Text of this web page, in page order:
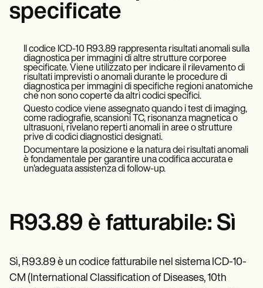
Help Center
Demos
Webinars
Switch to Carepatron
Become a Partner
Pricing
Why Carepatron?
Get started
specificate
Il codice ICD-10 R93.89 rappresenta risultati anomali sulla
diagnostica per immagini di altre strutture corporee
specificate. Viene utilizzato per indicare il rilevamento di
risultati imprevisti o anomali durante le procedure di
diagnostica per immagini di specifiche regioni anatomiche
che non sono coperte da altri codici specifici.
Questo codice viene assegnato quando i test di imaging,
come radiografie, scansioni TC, risonanza magnetica o
ultrasuoni, rivelano reperti anomali in aree o strutture
prive di codici diagnostici designati.
Documentare la posizione e la natura dei risultati anomali
è fondamentale per garantire una codifica accurata e
un'adeguata assistenza di follow-up.
R93.89 è fatturabile: Sì
Sì, R93.89 è un codice fatturabile nel sistema ICD-10-
CM (International Classification of Diseases, 10th